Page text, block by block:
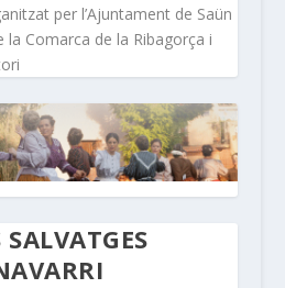
per l’Ajuntament de Saün
la Comarca de la Ribagorça i